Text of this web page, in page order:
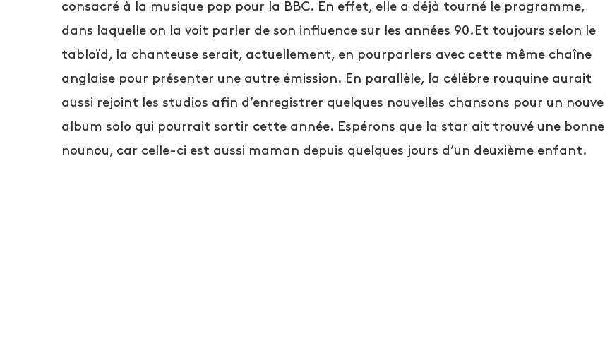
consacré à la musique pop pour la BBC. En effet, elle a déjà tourné le programme,
dans laquelle on la voit parler de son influence sur les années 90.Et toujours selon le
tabloïd, la chanteuse serait, actuellement, en pourparlers avec cette même chaîne
anglaise pour présenter une autre émission. En parallèle, la célèbre rouquine aurait
aussi rejoint les studios afin d’enregistrer quelques nouvelles chansons pour un nouvel
album solo qui pourrait sortir cette année. Espérons que la star ait trouvé une bonne
nounou, car celle-ci est aussi maman depuis quelques jours d’un deuxième enfant.